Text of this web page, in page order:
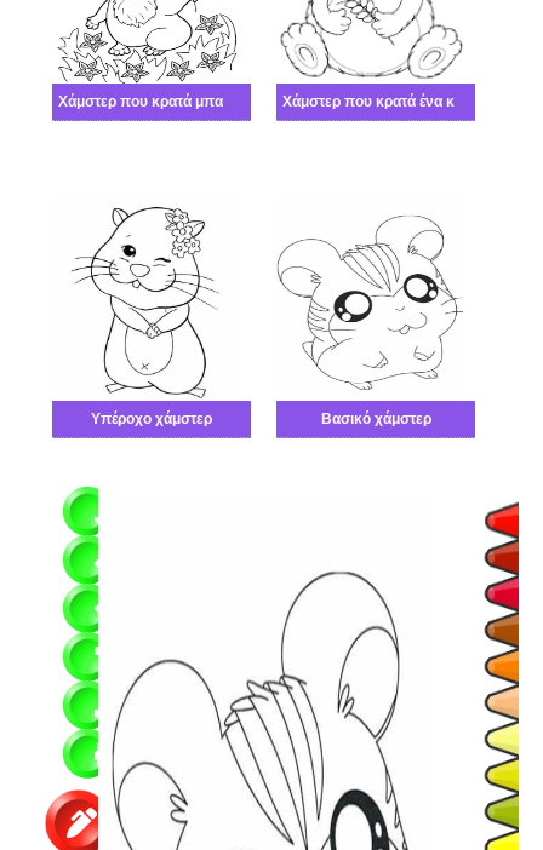
Χάμστερ που κρατά μπαλόνι Χάμστερ που κρατά ένα κλαδί δέντρου
Υπέροχο χάμστερ Βασικό χάμστερ